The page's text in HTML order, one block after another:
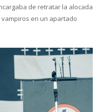
de retratar la alocada
en un apartado